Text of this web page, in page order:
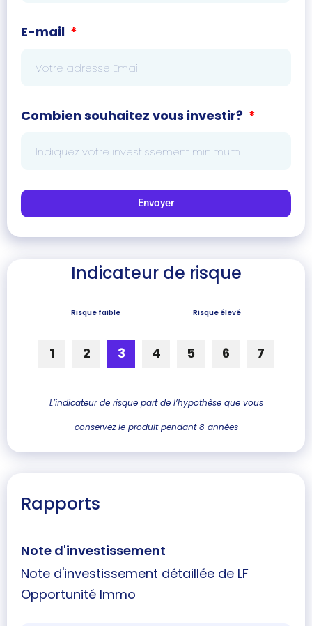
E-mail
Combien souhaitez vous investir?
Envoyer
Indicateur de risque
Risque faible Risque élevé
1 2 3 4 5 6 7
L’indicateur de risque part de l’hypothèse que vous
conservez le produit pendant 8 années
Rapports
Note d'investissement
Note d'investissement détaillée de LF
Opportunité Immo